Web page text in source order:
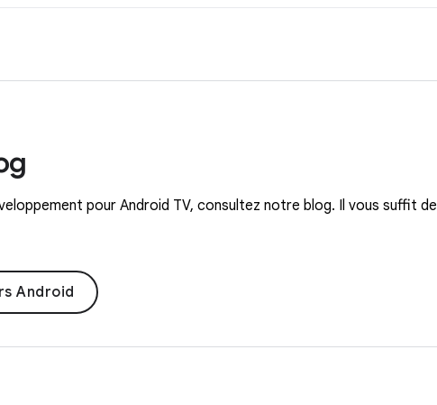
pour Android TV, consultez notre blog. Il vous suffit de
Android